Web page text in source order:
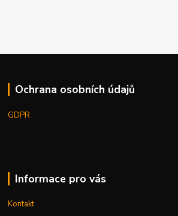
Ochrana osobních údajů
GDPR
Informace pro vás
Kontakt